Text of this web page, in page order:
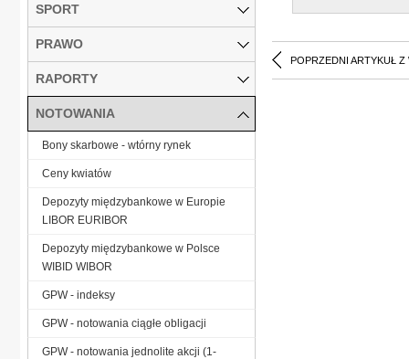
POPRZEDNI ARTYKUŁ Z
SPORT
PRAWO
RAPORTY
NOTOWANIA
Bony skarbowe - wtórny rynek
Ceny kwiatów
Depozyty międzybankowe w Europie
LIBOR EURIBOR
Depozyty międzybankowe w Polsce
WIBID WIBOR
GPW - indeksy
GPW - notowania ciągłe obligacji
GPW - notowania jednolite akcji (1-